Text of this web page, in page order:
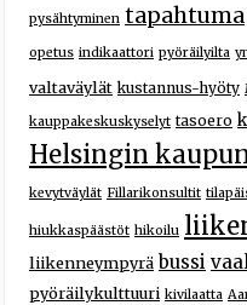
pysähtyminen tapahtuma
opetus indikaattori pyöräilyilta
valtaväylät kustannus-hyöty
kauppakeskuskyselyt tasoero
Helsingin
kevytväylät Fillarikonsultit
hiukkaspäästöt hikoilu
liikenneympyrä bussi
pyöräilykulttuuri kivilaatta